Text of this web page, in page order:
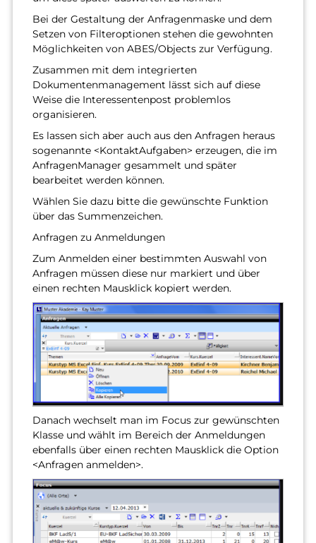
Bei der Gestaltung der Anfragenmaske und dem
Setzen von Filteroptionen stehen die gewohnten
Möglichkeiten von ABES/Objects zur Verfügung.
Zusammen mit dem integrierten
Dokumentenmanagement lässt sich auf diese
Weise die Interessentenpost problemlos
organisieren.
Es lassen sich aber auch aus den Anfragen heraus
sogenannte <KontaktAufgaben> erzeugen, die im
AnfragenManager gesammelt und später
bearbeitet werden können.
Wählen Sie dazu bitte die gewünschte Funktion
über das Summenzeichen.
Anfragen zu Anmeldungen
Zum Anmelden einer bestimmten Auswahl von
Anfragen müssen diese nur markiert und über
einen rechten Mausklick kopiert werden.
Danach wechselt man im Focus zur gewünschten
Klasse und wählt im Bereich der Anmeldungen
ebenfalls über einen rechten Mausklick die Option
<Anfragen anmelden>.